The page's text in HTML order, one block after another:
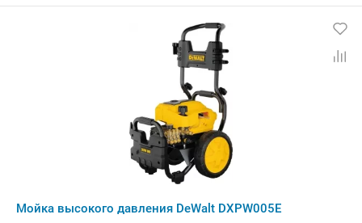
Мойка высокого давления DeWalt DXPW005E